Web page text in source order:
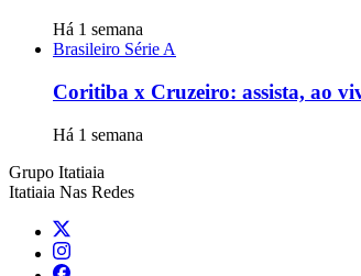
Há 1 semana
Brasileiro Série A
Coritiba x Cruzeiro: assista, ao
Há 1 semana
Grupo Itatiaia
Itatiaia Nas Redes